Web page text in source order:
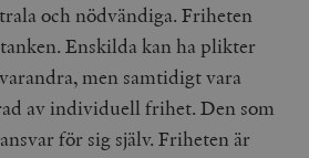
och nödvändiga. Friheten
Enskilda kan ha plikter
men samtidigt vara
av individuell frihet. Den som
för sig själv. Friheten är